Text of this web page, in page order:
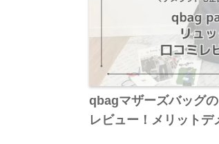
qbagマザーズバッグ
レビュー！メリットデ